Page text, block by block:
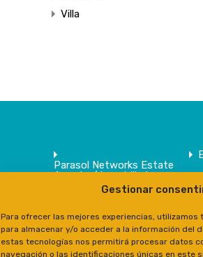
Gestionar
Para ofrecer las mejores experiencias, utilizamos
para almacenar y/o acceder a la información del
estas tecnologías nos permitirá procesar datos
navegación o las identificaciones únicas en este
Villa
Parasol Networks Estate
Agents / Inmobiliaria
Prensa